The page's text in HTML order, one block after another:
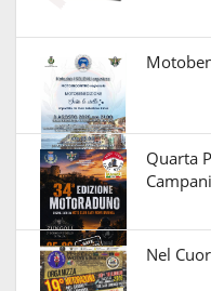
Quarta
Nel